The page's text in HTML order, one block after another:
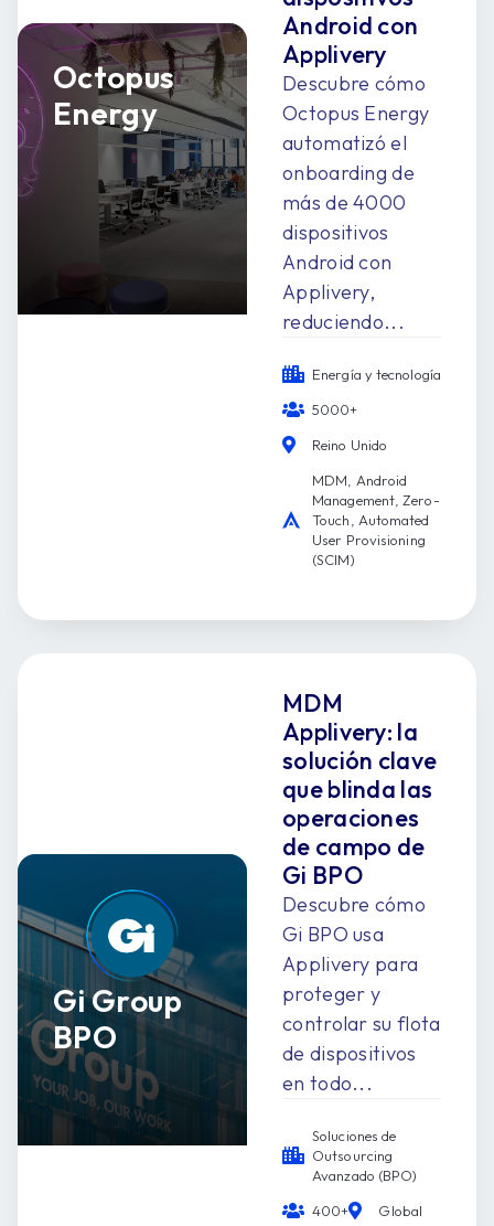
Octopus
Energy
Android con
Applivery
Descubre cómo
Octopus Energy
automatizó el
onboarding de
más de 4000
dispositivos
Android con
Applivery,
reduciendo...
Energía y tecnología
5000+
Reino Unido
MDM, Android
Management, Zero-
Touch, Automated
User Provisioning
(SCIM)
Gi Group
BPO
MDM
Applivery: la
solución clave
que blinda las
operaciones
de campo de
Gi BPO
Descubre cómo
Gi BPO usa
Applivery para
proteger y
controlar su flota
de dispositivos
en todo...
Soluciones de
Outsourcing
Avanzado (BPO)
400+
Global